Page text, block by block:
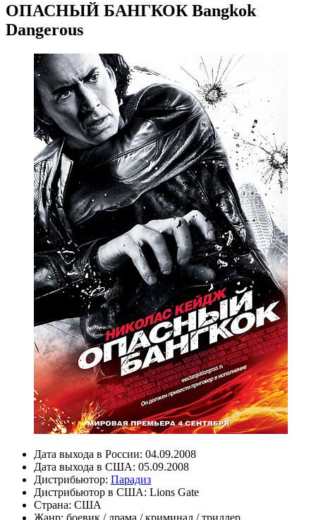
ОПАСНЫЙ БАНГКОК Bangkok
Dangerous
Дата выхода в России: 04.09.2008
Дата выхода в США: 05.09.2008
Дистрибьютор: Парадиз
Дистрибьютор в США: Lions Gate
Страна: США
Жанр: боевик / драма /криминал /триллер